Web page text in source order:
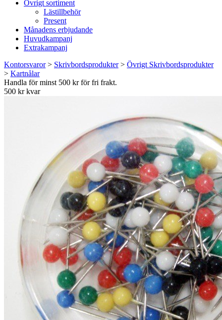
Övrigt sortiment
Lästillbehör
Present
Månadens erbjudande
Huvudkampanj
Extrakampanj
Kontorsvaror> Skrivbordsprodukter> Övrigt Skrivbordsprodukter
> Kartnålar
Handla för minst 500 kr för fri frakt.
500 kr kvar